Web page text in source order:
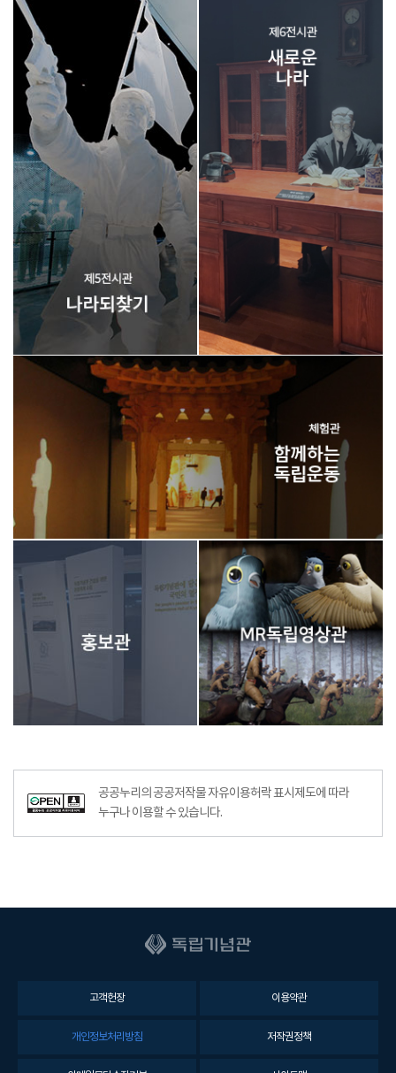
공공누리의 공공저작물 자유이용허락 표시제도에 따라
누구나 이용할 수 있습니다.
고객헌장 이용약관
개인정보처리방침 저작권정책